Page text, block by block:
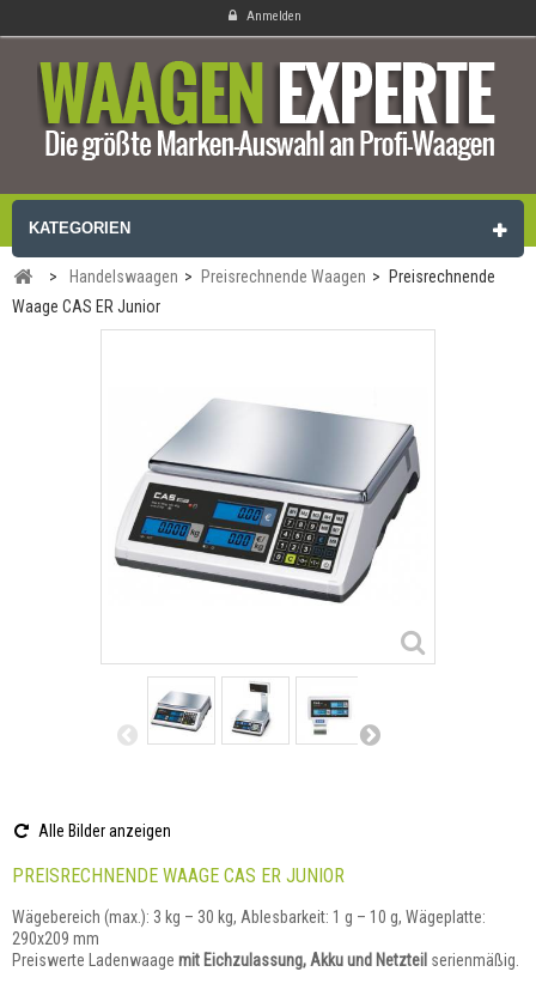
Anmelden
KATEGORIEN
> Handelswaagen > Preisrechnende Waagen >
Preisrechnende
Waage CAS ER Junior
Alle Bilder anzeigen
PREISRECHNENDE WAAGE CAS ER JUNIOR
Wägebereich (max.): 3 kg – 30 kg, Ablesbarkeit: 1 g – 10 g, Wägeplatte:
290x209 mm
Preiswerte Ladenwaage mit Eichzulassung, Akku und Netzteil serienmäßig.